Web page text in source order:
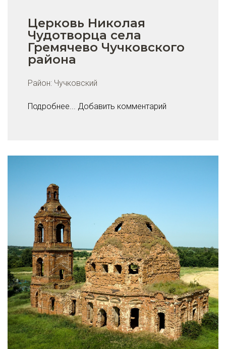
Церковь Николая
Чудотворца села
Гремячево Чучковского
района
Район: Чучковский
Подробнее... Добавить комментарий